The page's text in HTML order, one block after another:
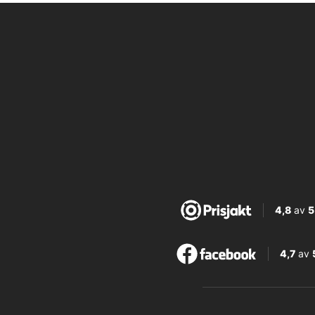
4,8 av5
4,7av